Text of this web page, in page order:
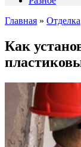
Главная » Отделка
Как